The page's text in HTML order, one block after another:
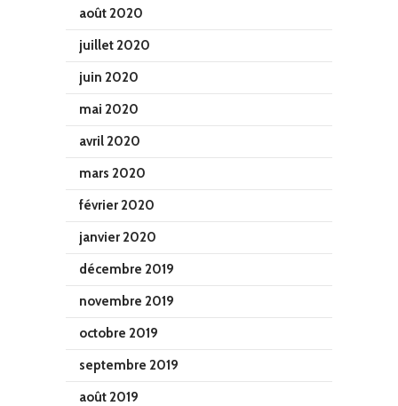
août 2020
juillet 2020
juin 2020
mai 2020
avril 2020
mars 2020
février 2020
janvier 2020
décembre 2019
novembre 2019
octobre 2019
septembre 2019
août 2019